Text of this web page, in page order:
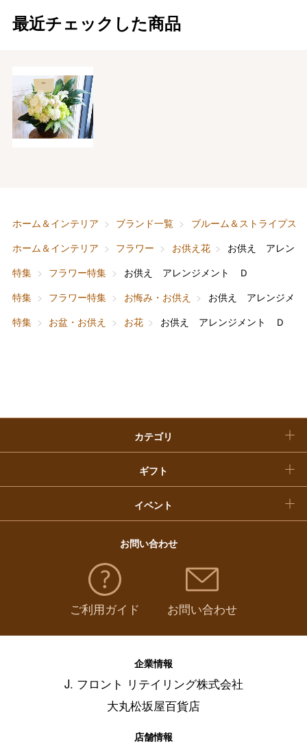
最近チェックした商品
ホーム＆インテリア ブランド一覧
ブルーム＆ストライプス
ホーム＆インテリア
フラワー お供え花
お供え アレン
特集
フラワー特集
お供え アレンジメント Ｄ
特集
フラワー特集 お悔み・お供え
お供え アレンジメ
特集
お盆・お供え お花 お供え アレンジメント Ｄ
カテゴリ
ファッション
ホーム＆インテリア
ベビー＆キッズ
ギフト
出産内祝い
結婚内祝い
お香典返し
快気祝い
イベント
バレンタインチョコレート
父の日
お中元
敬老の日
福袋
お問い合わせ
ご利用ガイド お問い合わせ
企業情報
J. フロント リテイリング株式会社
大丸松坂屋百貨店
店舗情報